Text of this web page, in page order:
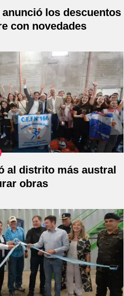
anunció los descuentos
con novedades
al distrito más austral
obras